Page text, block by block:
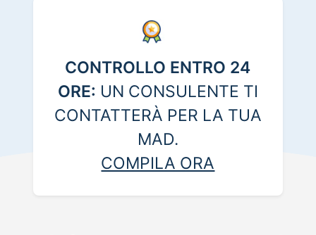
CONTROLLO ENTRO 24
ORE: UN CONSULENTE TI
CONTATTERÀ PER LA TUA
MAD.
COMPILA ORA